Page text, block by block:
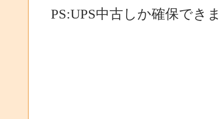
PS:UPS中古しか確保でき